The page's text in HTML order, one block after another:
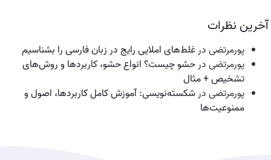
آخرین نظرات
پورمرتضیدرغلط‌های املایی رایج در زبان فارسی را بشناسیم
پورمرتضیدرحشو چیست؟ انواع حشو، کاربردها و روش‌های
تشخیص + مثال
پورمرتضیدرشکسته‌نویسی: آموزش کامل کاربردها، اصول و
ممنوعیت‌ها